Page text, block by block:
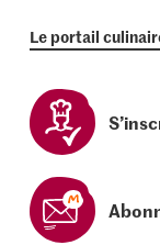
Le portail